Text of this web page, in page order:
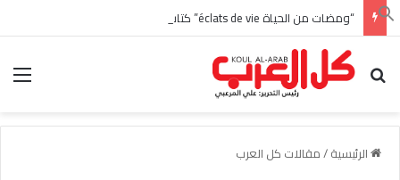
بحث عن
الرئيسية/مقالات كل العرب